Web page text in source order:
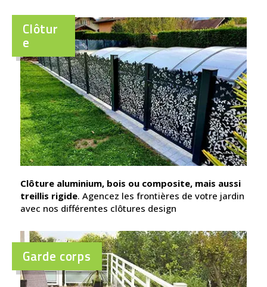
Clôtur
e
Clôture aluminium, bois ou composite, mais aussi
treillis rigide. Agencez les frontières de votre jardin
avec nos différentes clôtures design
Garde corps